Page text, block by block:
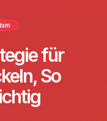
für
So